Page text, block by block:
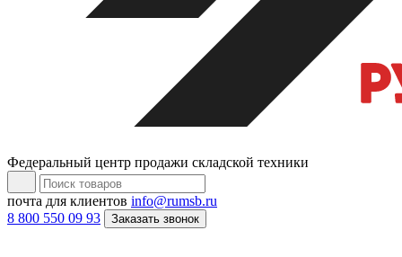
Федеральный центр продажи складской техники
почта для клиентов info@rumsb.ru
8 800 550 09 93
Заказать звонок